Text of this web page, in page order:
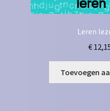
Leren
€
Toevoegen